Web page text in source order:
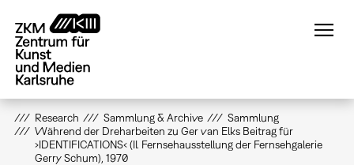
zum
Inhalt
Research Sammlung & Archive
Sammlung
Während der Dreharbeiten zu Ger van Elks Beitrag für
›IDENTIFICATIONS‹ (II. Fernsehausstellung der Fernsehgalerie
Gerry Schum), 1970